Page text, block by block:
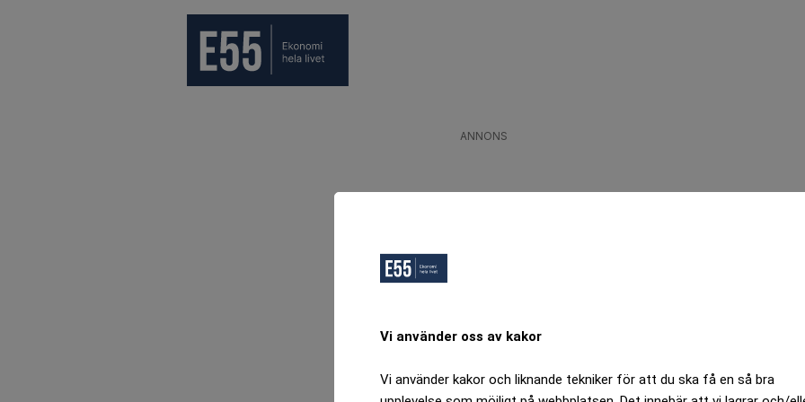
Vi använder oss av kakor
Vi använder kakor och liknande tekniker för att du ska få en så bra
ANNONS